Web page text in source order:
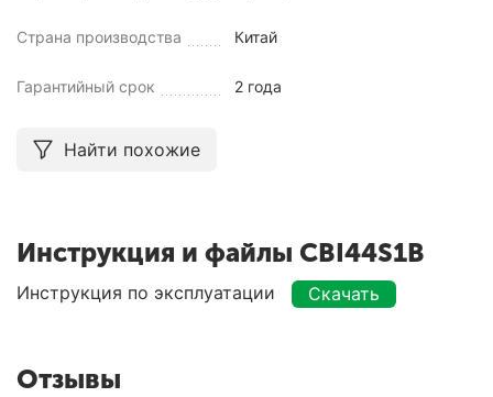
Страна производства Китай
Гарантийный срок 2 года
Найти похожие
Инструкция и файлы CBI44S1B
Инструкция по эксплуатации Скачать
Отзывы